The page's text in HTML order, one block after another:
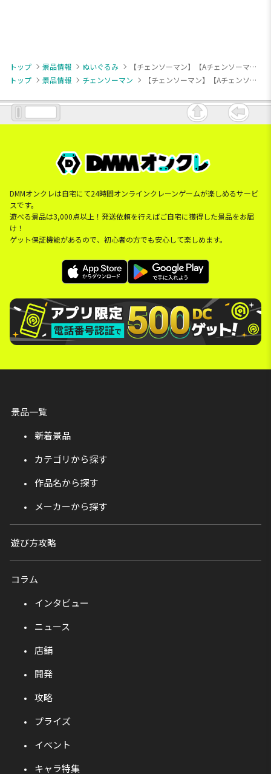
トップ 景品情報 ぬいぐるみ
【チェンソーマン】【Aチェンソーマン】劇場版チェンソーマン レゼ篇 寝そべり ぬいぐるみ“チェンソーマン＆ボム＆ビーム”（EX）
トップ
景品情報 チェンソーマン 【チェンソーマン】【Aチェンソーマン】劇場版チェンソーマン レゼ篇 寝そべり ぬいぐるみ“チェンソーマン＆ボム＆ビーム”（EX）
DMMオンクレは自宅にて24時間オンラインクレーンゲームが楽しめるサービ
スです。
遊べる景品は3,000点以上！発送依頼を行えばご自宅に獲得した景品をお届
け！
ゲット保証機能があるので、初心者の方でも安心して楽しめます。
景品一覧
新着景品
カテゴリから探す
作品名から探す
メーカーから探す
遊び方攻略
コラム
インタビュー
ニュース
店舗
開発
攻略
プライズ
イベント
キャラ特集